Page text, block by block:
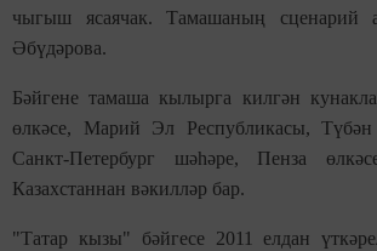
чыгыш ясаячак. Тамашаның
Әбүдәрова.
Бәйгене тамаша кылырга килгән
өлкәсе, Марий Эл Республикасы, Түбән
Санкт-Петербург шәһәре, Пенза
Казахстаннан вәкилләр бар.
"Татар кызы" бәйгесе 2011 елдан